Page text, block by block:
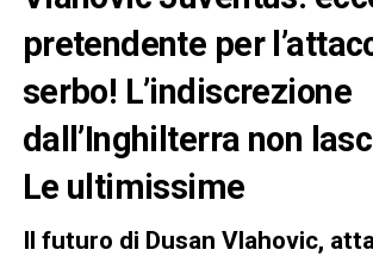
pretendente per
serbo! L’indiscrezione
dall’Inghilterra non
Le ultimissime
Il futuro di Dusan Vlahovic,